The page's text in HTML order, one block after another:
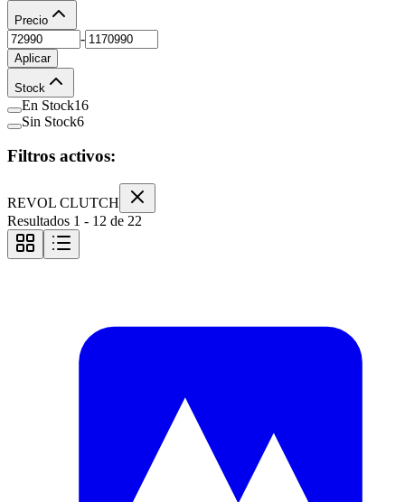
Precio
-
Aplicar
Stock
En Stock16
Sin Stock6
Filtros activos:
REVOL CLUTCH
Resultados 1 - 12 de 22